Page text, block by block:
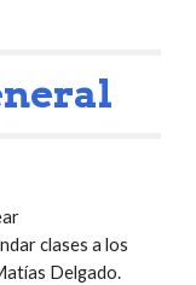
clases a los
Delgado.